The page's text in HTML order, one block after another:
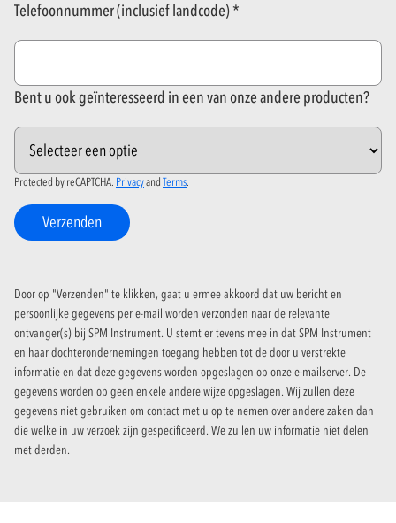
Telefoonnummer (inclusief landcode)
Bent u ook geïnteresseerd in een van onze andere producten?
Protected by reCAPTCHA. Privacyand Terms.
Verzenden
Door op "Verzenden" te klikken, gaat u ermee akkoord dat uw bericht en
persoonlijke gegevens per e-mail worden verzonden naar de relevante
ontvanger(s) bij SPM Instrument. U stemt er tevens mee in dat SPM Instrument
en haar dochterondernemingen toegang hebben tot de door u verstrekte
informatie en dat deze gegevens worden opgeslagen op onze e-mailserver. De
gegevens worden op geen enkele andere wijze opgeslagen. Wij zullen deze
gegevens niet gebruiken om contact met u op te nemen over andere zaken dan
die welke in uw verzoek zijn gespecificeerd. We zullen uw informatie niet delen
met derden.